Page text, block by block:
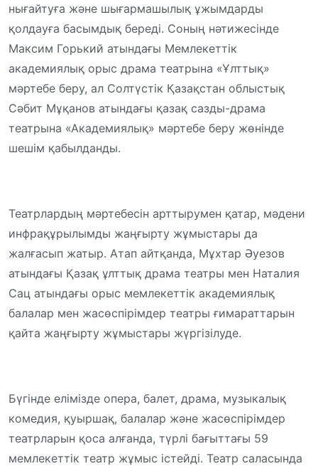
нығайтуға және шығармашылық ұжымдарды
қолдауға басымдық береді. Соның нәтижесінде
Максим Горький атындағы Мемлекеттік
академиялық орыс драма театрына «Ұлттық»
мәртебе беру, ал Солтүстік Қазақстан облыстық
Сәбит Мұқанов атындағы қазақ сазды-драма
театрына «Академиялық» мәртебе беру жөнінде
шешім қабылданды.
Театрлардың мәртебесін арттырумен қатар, мәдени
инфрақұрылымды жаңғырту жұмыстары да
жалғасып жатыр. Атап айтқанда, Мұхтар Әуезов
атындағы Қазақ ұлттық драма театры мен Наталия
Сац атындағы орыс мемлекеттік академиялық
балалар мен жасөспірімдер театры ғимараттарын
қайта жаңғырту жұмыстары жүргізілуде.
Бүгінде елімізде опера, балет, драма, музыкалық
комедия, қуыршақ, балалар және жасөспірімдер
театрларын қоса алғанда, түрлі бағыттағы 59
мемлекеттік театр жұмыс істейді. Театр саласында